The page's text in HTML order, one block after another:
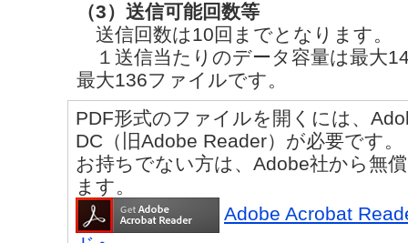
（3）送信可能回数等
送信回数は10回までとなります。
１送信当たりのデータ容量は最大
最大136ファイルです。
PDF形式のファイルを開くには、
DC（旧Adobe Reader）が必要です。
お持ちでない方は、Adobe社から無
ます。
Adobe Acrobat